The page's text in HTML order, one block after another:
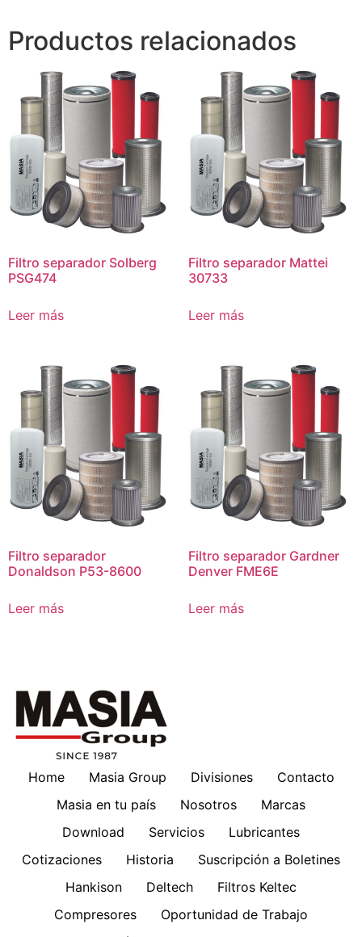
Productos relacionados
Filtro separador Solberg
PSG474
Leer más
Filtro separador Mattei
30733
Leer más
Filtro separador
Donaldson P53-8600
Leer más
Filtro separador Gardner
Denver FME6E
Leer más
Home Masia Group Divisiones
Contacto
Masia en tu país
Nosotros
Marcas
Download
Servicios
Lubricantes
Cotizaciones
Historia
Suscripción a Boletines
Hankison
Deltech
Filtros Keltec
Compresores
Oportunidad de Trabajo